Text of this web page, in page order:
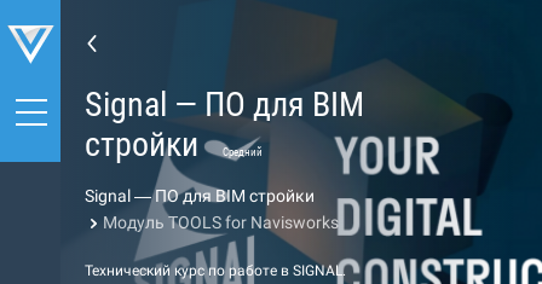
Signal — ПО для BIM
стройки
Средний
Signal — ПО для BIM стройки
Модуль TOOLS for Navisworks
Технический курс по работе в SIGNAL.